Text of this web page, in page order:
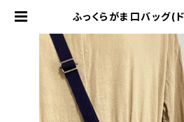
ふっくらがま口バッグ(
(ククフル)